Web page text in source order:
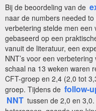
Bij de beoordeling van de
naar de numbers needed
verbetering stelde men een
gebaseerd op een
vanuit de literatuur, een
NNT’s voor een
schaal na 13 weken waren
CFT-groep en 2,4 (2,0 tot
groep. Tijdens de follow-
NNT tussen de 2,0 en